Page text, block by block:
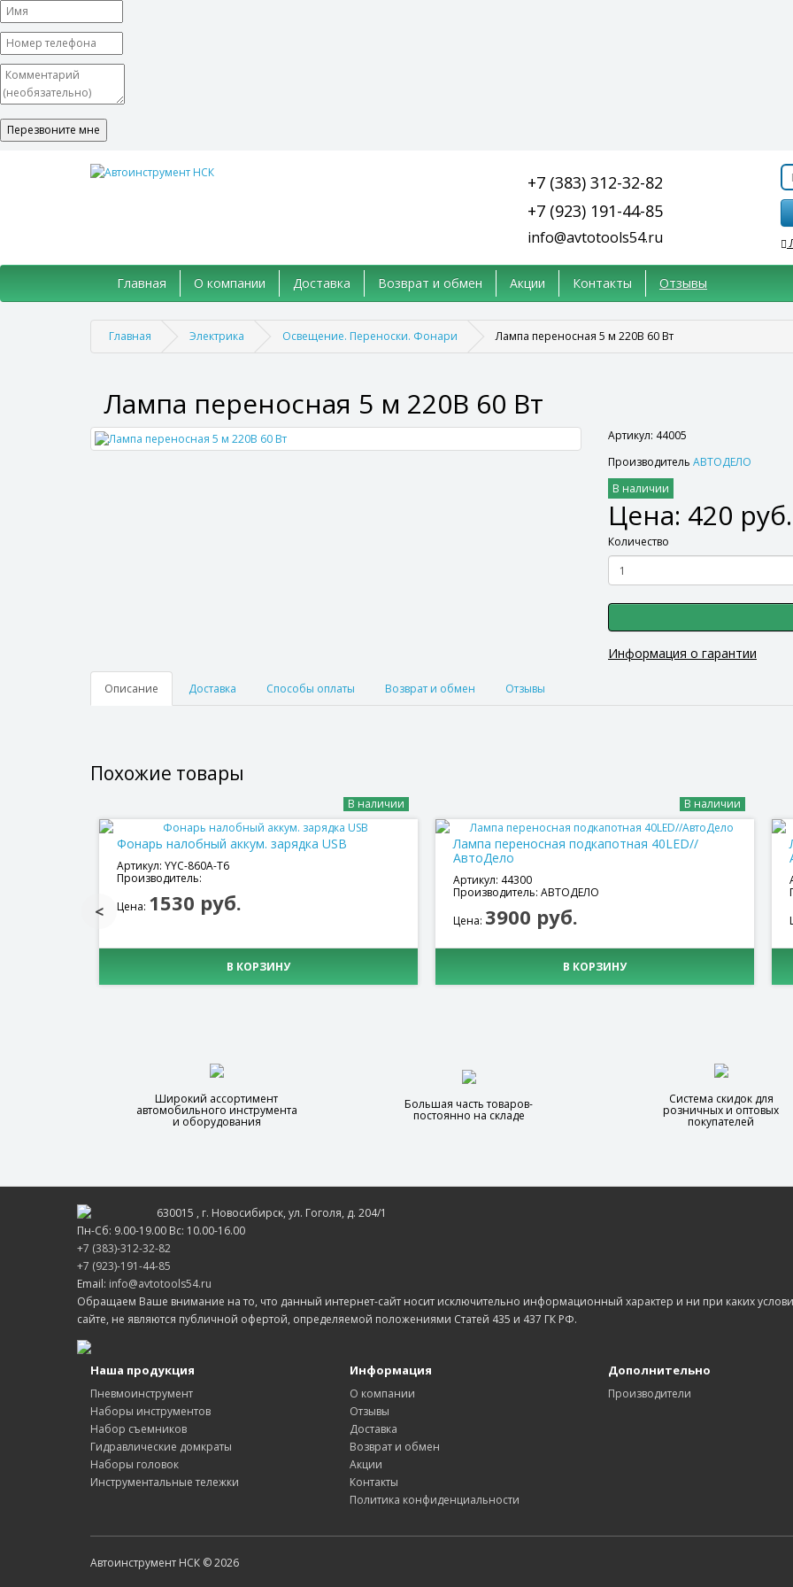
+7 (383) 312-32-82
+7 (923) 191-44-85
info@avtotools54.ru
Главная О компании Доставка Возврат и обмен Акции Контакты Отзывы
Главная Электрика Освещение. Переноски. Фонари Лампа переносная 5 м 220В 60 Вт
Лампа переносная 5 м 220В 60 Вт
Артикул: 44005
Производитель АВТОДЕЛО
В наличии
Цена: 420 руб.
Количество
Информация о гарантии
Описание Доставка Способы оплаты Возврат и обмен Отзывы
Похожие товары
Фонарь налобный аккум. зарядка USB
В наличии
Артикул: YYC-860A-T6
Производитель:
Цена: 1530 руб.
В КОРЗИНУ
Лампа переносная подкапотная 40LED//
АвтоДело
В наличии
Артикул: 44300
Производитель: АВТОДЕЛО
Цена: 3900 руб.
В КОРЗИНУ
Широкий ассортимент
автомобильного инструмента
и оборудования
Большая часть товаров-
постоянно на складе
Система скидок для
розничных и оптовых
покупателей
630015 , г. Новосибирск, ул. Гоголя, д. 204/1
Пн-Сб: 9.00-19.00 Вс: 10.00-16.00
+7 (383)-312-32-82
+7 (923)-191-44-85
Email: info@avtotools54.ru
Обращаем Ваше внимание на то, что данный интернет-сайт носит исключительно информационный характер и ни при каких
сайте, не являются публичной офертой, определяемой положениями Статей 435 и 437 ГК РФ.
Наша продукция
Пневмоинструмент
Наборы инструментов
Набор съемников
Гидравлические домкраты
Наборы головок
Инструментальные тележки
Информация
О компании
Отзывы
Доставка
Возврат и обмен
Акции
Контакты
Политика конфиденциальности
Дополнительно
Производители
Автоинструмент НСК © 2026